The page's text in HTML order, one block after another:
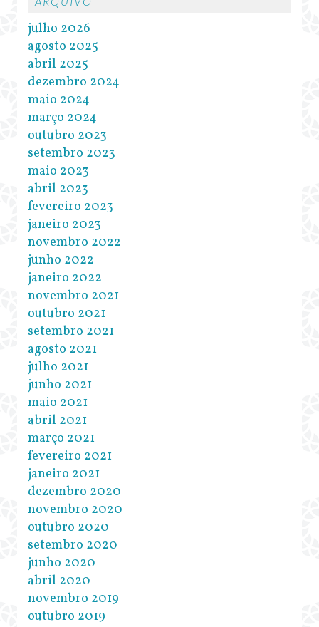
julho 2026
agosto 2025
abril 2025
dezembro 2024
maio 2024
março 2024
outubro 2023
setembro 2023
maio 2023
abril 2023
fevereiro 2023
janeiro 2023
novembro 2022
junho 2022
janeiro 2022
novembro 2021
outubro 2021
setembro 2021
agosto 2021
julho 2021
junho 2021
maio 2021
abril 2021
março 2021
fevereiro 2021
janeiro 2021
dezembro 2020
novembro 2020
outubro 2020
setembro 2020
junho 2020
abril 2020
novembro 2019
outubro 2019